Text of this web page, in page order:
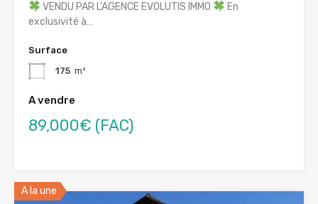
VENDU PAR L’AGENCE EVOLUTIS IMMO
En
exclusivité à…
Surface
175 m²
A vendre
89,000€ (FAC)
A la une